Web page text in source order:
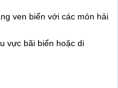
ven biển với các món hải
vực bãi biển hoặc di